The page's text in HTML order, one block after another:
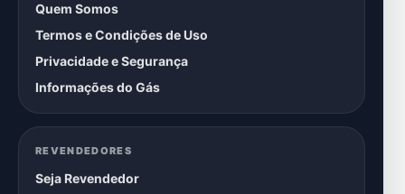
Quem Somos
Termos e Condições de Uso
Privacidade e Segurança
Informações do Gás
REVENDEDORES
Seja Revendedor